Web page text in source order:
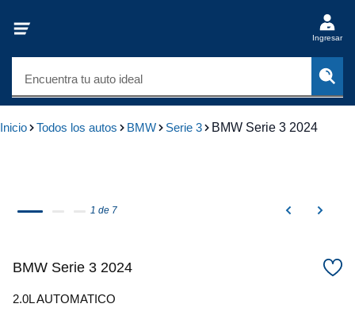
Ingresar
Encuentra tu auto ideal
Inicio Todos los autos BMW Serie 3 BMW Serie 3 2024
1 de 7
BMW Serie 3 2024
2.0L AUTOMATICO